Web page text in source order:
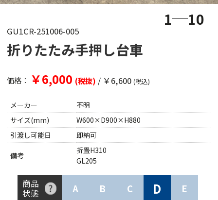
1 10
GU1CR-251006-005
折りたたみ手押し台車
価格： ￥6,000 (税抜) / ￥6,600 (税込)
メーカー
不明
サイズ(mm)
W600×D900×H880
引渡し可能日
即納可
備考
折畳H310
GL205
商品
状態
A B C D E